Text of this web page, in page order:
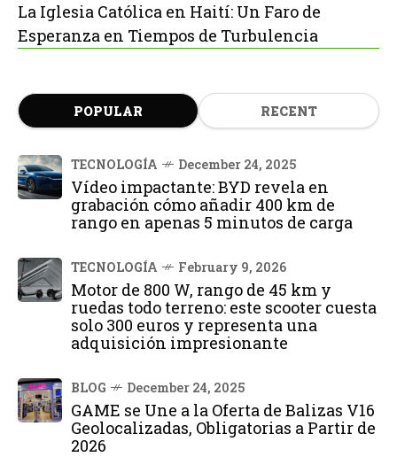
La Iglesia Católica en Haití: Un Faro de
Esperanza en Tiempos de Turbulencia
POPULAR RECENT
TECNOLOGÍA December 24, 2025
Vídeo impactante: BYD revela en
grabación cómo añadir 400 km de
rango en apenas 5 minutos de carga
TECNOLOGÍA February 9, 2026
Motor de 800 W, rango de 45 km y
ruedas todo terreno: este scooter cuesta
solo 300 euros y representa una
adquisición impresionante
BLOG December 24, 2025
GAME se Une a la Oferta de Balizas V16
Geolocalizadas, Obligatorias a Partir de
2026